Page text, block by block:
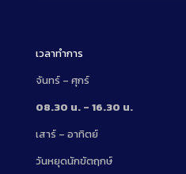
เวลาทำการ
จันทร์ – ศุกร์
08.30 น. – 16.30 น.
เสาร์ – อาทิตย์
วันหยุดนักขัตฤกษ์